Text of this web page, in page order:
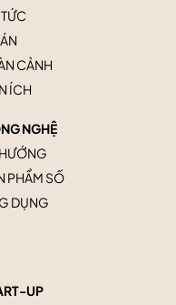
CẢNH
ÍCH
NGHỆ
PHẨM SỐ
DỤNG
UP